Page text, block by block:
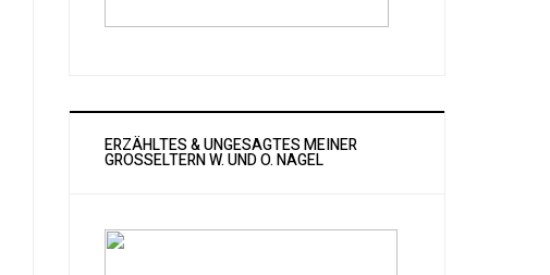
ERZÄHLTES & UNGESAGTES MEINER
GROSSELTERN W. UND O. NAGEL